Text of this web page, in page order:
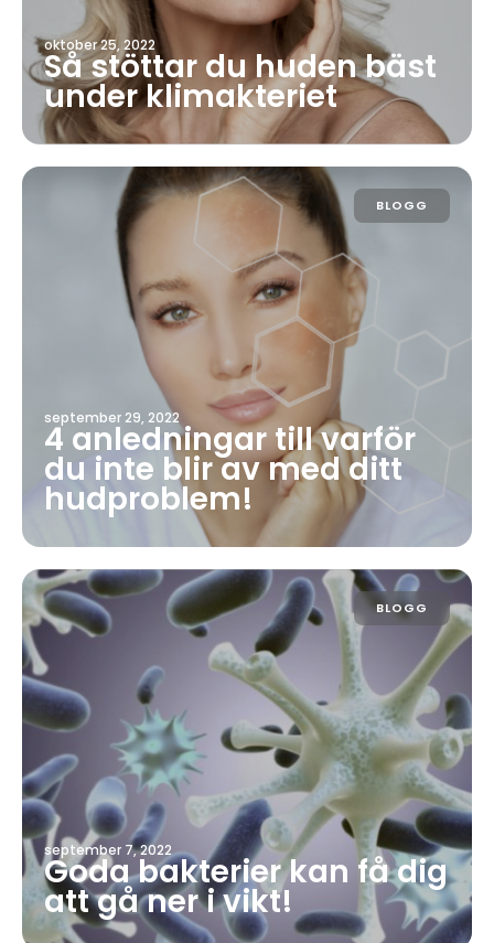
oktober 25, 2022
Så stöttar du huden bäst
under klimakteriet
BLOGG
september 29, 2022
4 anledningar till varför
du inte blir av med ditt
hudproblem!
BLOGG
september 7, 2022
Goda bakterier kan få dig
att gå ner i vikt!